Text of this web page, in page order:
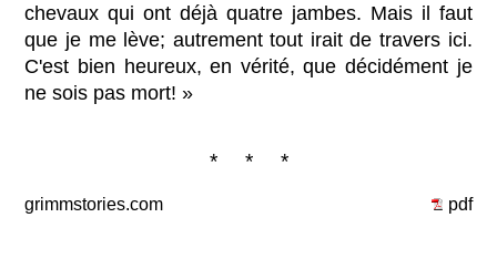
chevaux qui ont déjà quatre jambes. Mais il faut
que je me lève; autrement tout irait de travers ici.
C'est bien heureux, en vérité, que décidément je
ne sois pas mort! »
* * *
grimmstories.com pdf